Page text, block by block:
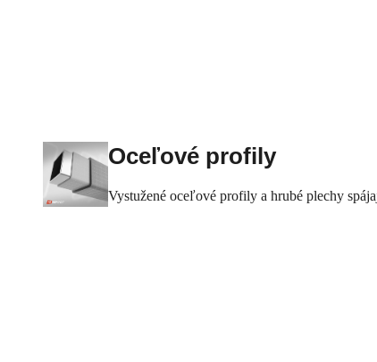
Oceľové profily
Vystužené oceľové profily a hrubé plechy